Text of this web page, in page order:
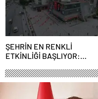
ŞEHRİN EN RENKLİ
ETKİNLİĞİ BAŞLIYOR:
FESTİVALİ” HEYECANI
GAZİOSMANPAŞA’DA
YAŞANACAK